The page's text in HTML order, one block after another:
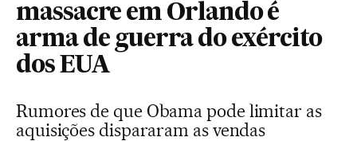
massacre em Orlando é
arma de guerra do exército
dos EUA
Rumores de que Obama pode limitar as
aquisições dispararam as vendas